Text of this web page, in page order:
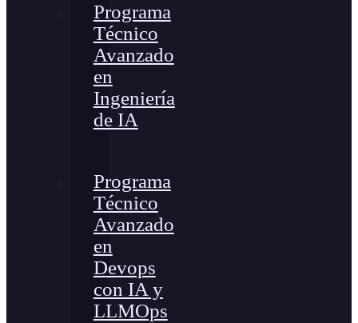
Programa
Técnico
Avanzado
en
Ingeniería
de IA
Programa
Técnico
Avanzado
en
Devops
con IA y
LLMOps